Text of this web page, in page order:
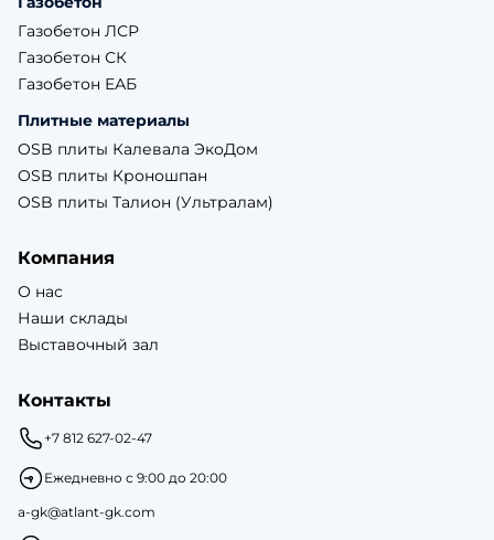
Газобетон ЛСР
Газобетон СК
Газобетон ЕАБ
Плитные материалы
OSB плиты Калевала ЭкоДом
OSB плиты Кроношпан
OSB плиты Талион (Ультралам)
Компания
О нас
Наши склады
Выставочный зал
Контакты
+7 812 627-02-47
Ежедневно с 9:00 до 20:00
a-gk@atlant-gk.com